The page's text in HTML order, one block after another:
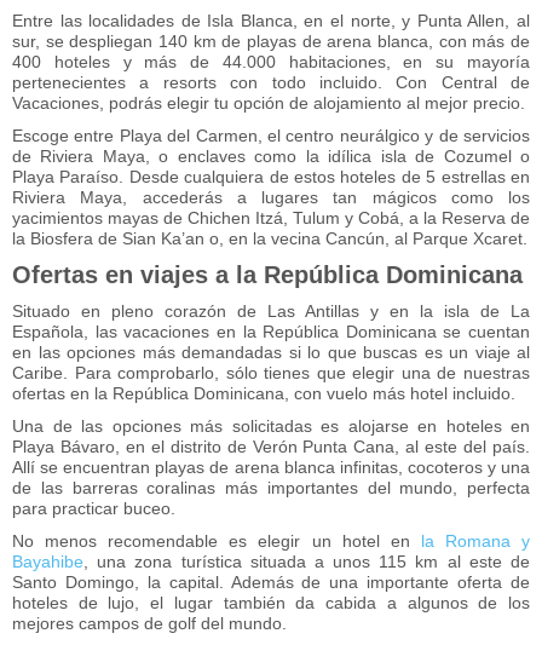
Entre las localidades de Isla Blanca, en el norte, y Punta Allen, al
sur, se despliegan 140 km de playas de arena blanca, con más de
400 hoteles y más de 44.000 habitaciones, en su mayoría
pertenecientes a resorts con todo incluido. Con Central de
Vacaciones, podrás elegir tu opción de alojamiento al mejor precio.
Escoge entre Playa del Carmen, el centro neurálgico y de servicios
de Riviera Maya, o enclaves como la idílica isla de Cozumel o
Playa Paraíso. Desde cualquiera de estos hoteles de 5 estrellas en
Riviera Maya, accederás a lugares tan mágicos como los
yacimientos mayas de Chichen Itzá, Tulum y Cobá, a la Reserva de
la Biosfera de Sian Ka’an o, en la vecina Cancún, al Parque Xcaret.
Ofertas en viajes a la República Dominicana
Situado en pleno corazón de Las Antillas y en la isla de La
Española, las vacaciones en la República Dominicana se cuentan
en las opciones más demandadas si lo que buscas es un viaje al
Caribe. Para comprobarlo, sólo tienes que elegir una de nuestras
ofertas en la República Dominicana, con vuelo más hotel incluido.
Una de las opciones más solicitadas es alojarse en hoteles en
Playa Bávaro, en el distrito de Verón Punta Cana, al este del país.
Allí se encuentran playas de arena blanca infinitas, cocoteros y una
de las barreras coralinas más importantes del mundo, perfecta
para practicar buceo.
No menos recomendable es elegir un hotel en la Romana y
Bayahibe , una zona turística situada a unos 115 km al este de
Santo Domingo, la capital. Además de una importante oferta de
hoteles de lujo, el lugar también da cabida a algunos de los
mejores campos de golf del mundo.